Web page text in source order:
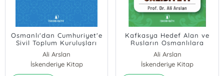
Osmanlı'dan Cumhuriyet'e
Sivil Toplum Kuruluşları
Ali Arslan
İskenderiye Kitap
Kafkasya Hedef Alan ve
Rusların Osmanlılara
Galibiyeti
Ali Arslan
İskenderiye Kitap